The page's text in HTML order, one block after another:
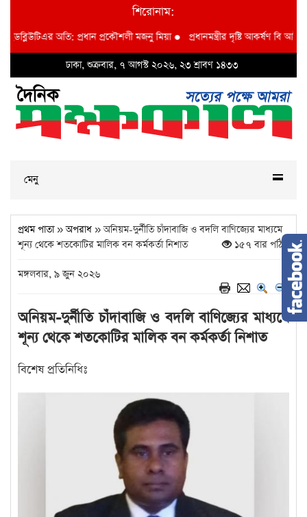
শিরোনাম:
অতি: প্রধান প্রকৌশলী মজনু মিয়া●প্রধানমন্ত্রীর দৃষ্টি আকর্ষণ বি আই
ঢাকা, শুক্রবার, ৭ আগস্ট ২০২৬, ২৩ শ্রাবণ ১৪৩৩
মেনু
প্রথম পাতা»অপরাধ » অনিয়ম-দুর্নীতি চাঁদাবাজি ও বদলি বাণিজ্যের মাধ্যমে
শূন্য থেকে শতকোটির মালিক বন কর্মকর্তা নিশাত
১৫৭ বার পঠিত
মঙ্গলবার, ৯ জুন ২০২৬
অনিয়ম-দুর্নীতি চাঁদাবাজি ও বদলি বাণিজ্যের মাধ্যমে
শূন্য থেকে শতকোটির মালিক বন কর্মকর্তা নিশাত
বিশেষ প্রতিনিধিঃ